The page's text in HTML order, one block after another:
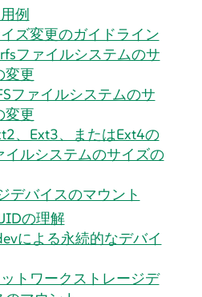
例
ズ変更のガイドライン
ファイルシステムのサ
変更
ファイルシステムのサ
変更
、Ext3、またはExt4の
イルシステムのサイズの
デバイスのマウント
の理解
による永続的なデバイ
トワークストレージデ